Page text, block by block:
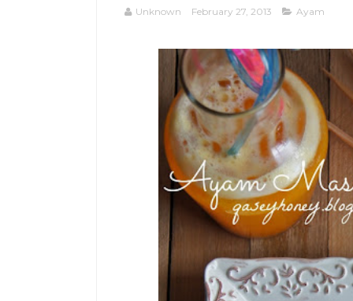
Unknown February 27, 2013 Ayam